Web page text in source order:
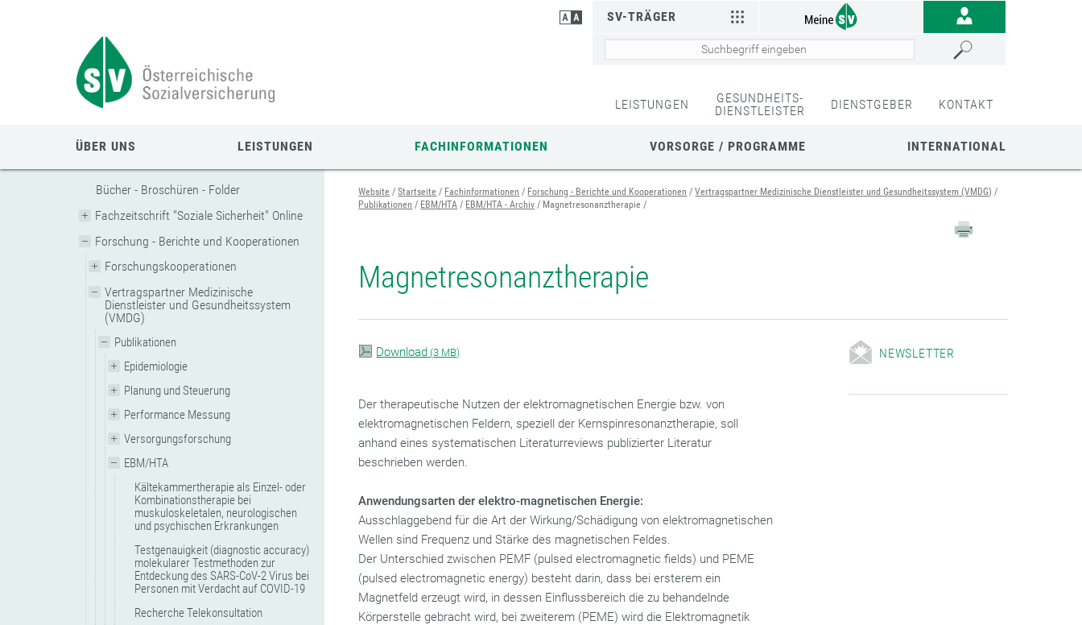
SV-TRÄGER
LEISTUNGEN
GESUNDHEITS-
DIENSTLEISTER
DIENSTGEBER KONTAKT
ÜBER UNS LEISTUNGEN FACHINFORMATIONEN VORSORGE / PROGRAMME INTERNATIONAL
Bücher - Broschüren - Folder
Fachzeitschrift "Soziale Sicherheit" Online
Forschung - Berichte und Kooperationen
Forschungskooperationen
Vertragspartner Medizinische
Dienstleister und Gesundheitssystem
(VMDG)
Publikationen
Epidemiologie
Planung und Steuerung
Performance Messung
Versorgungsforschung
EBM/HTA
Kältekammertherapie als Einzel- oder
Kombinationstherapie bei
muskuloskeletalen, neurologischen
und psychischen Erkrankungen
Testgenauigkeit (diagnostic accuracy)
molekularer Testmethoden zur
Entdeckung des SARS-CoV-2 Virus bei
Personen mit Verdacht auf COVID-19
Recherche Telekonsultation
Website Startseite Fachinformationen Forschung - Berichte und Kooperationen
Vertragspartner Medizinische Dienstleister und Gesundheitssystem (VMDG)
Publikationen
EBM/HTA EBM/HTA - Archiv Magnetresonanztherapie
Magnetresonanztherapie
Download (3 MB)
Der therapeutische Nutzen der elektromagnetischen Energie bzw. von
elektromagnetischen Feldern, speziell der Kernspinresonanztherapie, soll
anhand eines systematischen Literaturreviews publizierter Literatur
beschrieben werden.
Anwendungsarten der elektro-magnetischen Energie:
Ausschlaggebend für die Art der Wirkung/Schädigung von elektromagnetischen
Wellen sind Frequenz und Stärke des magnetischen Feldes.
Der Unterschied zwischen PEMF (pulsed electromagnetic fields) und PEME
(pulsed electromagnetic energy) besteht darin, dass bei ersterem ein
Magnetfeld erzeugt wird, in dessen Einflussbereich die zu behandelnde
Körperstelle gebracht wird, bei zweiterem (PEME) wird die Elektromagnetik
NEWSLETTER